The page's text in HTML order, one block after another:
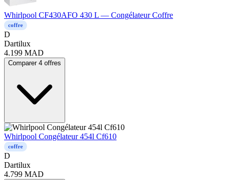
Whirlpool CF430AFO 430 L — Congélateur Coffre
coffre
D
Dartilux
4.199 MAD
Comparer 4 offres
Whirlpool Congélateur 454l Cf610
coffre
D
Dartilux
4.799 MAD